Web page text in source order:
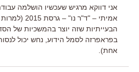
אני דווקא מרגיש שעכשיו הושלמה
אמיתי – "ד"ר
הבעייתיות שזה יוצר בהמשכיות של
בפראפרזה לסמל הידוע, נחש יכול
אחת).